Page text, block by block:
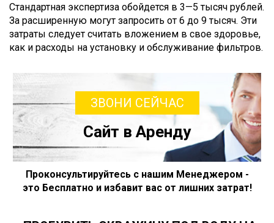
Стандартная экспертиза обойдется в 3—5 тысяч рублей.
За расширенную могут запросить от 6 до 9 тысяч. Эти
затраты следует считать вложением в свое здоровье,
как и расходы на установку и обслуживание фильтров.
ЗВОНИ СЕЙЧАС
Сайт в Аренду
Проконсультируйтесь с нашим Менеджером -
это Бесплатно и избавит вас от лишних затрат!